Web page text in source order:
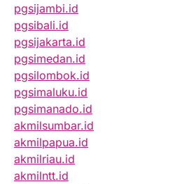
pgsijambi.id
pgsibali.id
pgsijakarta.id
pgsimedan.id
pgsilombok.id
pgsimaluku.id
pgsimanado.id
akmilsumbar.id
akmilpapua.id
akmilriau.id
akmilntt.id